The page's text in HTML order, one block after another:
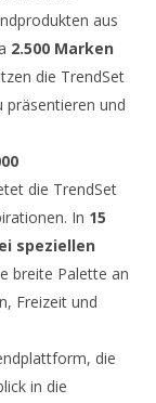
aus
2.500 Marken
die TrendSet
und
die TrendSet
In 15
speziellen
breite Palette an
Freizeit und
die
in die